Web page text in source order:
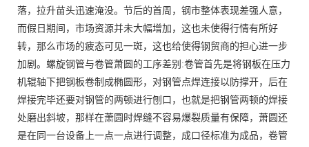
落，拉升苗头迅速淹没。节后的首周，钢市整体表现差强人意，
而假日期间，市场资源并未大幅增加，这也未使得行情有所好
转，那么市场的疲态可见一斑，这也给使得钢贸商的担心进一步
加剧。螺旋钢管与卷管萧圆的工序差别:卷管首先是将钢板在压力
机辊轴下把钢板卷制成椭圆形，对钢管点焊连接以防撑开，后在
焊接完毕还要对钢管的两顿进行刨口，也就是把钢管两顿的焊接
处磨出斜坡，那样在萧圆时焊缝不容易爆裂质量有保障，萧圆还
是在同一台设备上一点一点进行调整，成口径标准为成品，卷管